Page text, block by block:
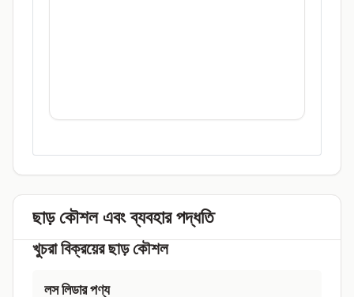
ছাড় কৌশল এবং ব্যবহার পদ্ধতি
খুচরা বিক্রয়ের ছাড় কৌশল
লস লিডার পণ্য